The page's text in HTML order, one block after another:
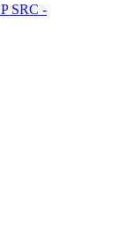
SRC -